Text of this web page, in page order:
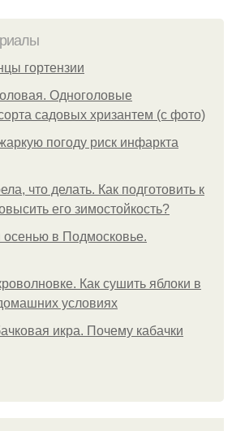
гортензии
Одноголовые
садовых хризантем (с фото)
погоду риск инфаркта
что делать. Как подготовить к
его зимостойкость?
осенью в Подмосковье.
Как сушить яблоки в
условиях
икра. Почему кабачки